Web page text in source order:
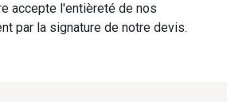
accepte l'entièreté de nos
par la signature de notre devis.